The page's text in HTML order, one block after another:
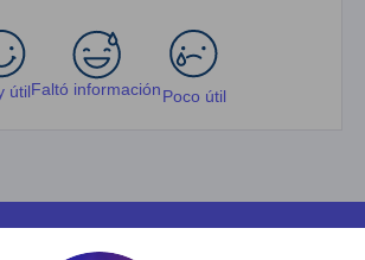
útilFaltó informaciónPoco útil